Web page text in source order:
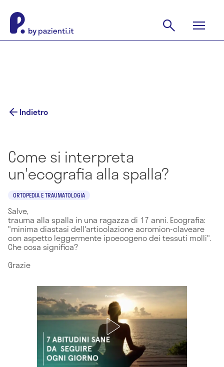
Indietro
Come si interpreta
un'ecografia alla spalla?
ORTOPEDIA E TRAUMATOLOGIA
Salve,
trauma alla spalla in una ragazza di 17 anni. Ecografia:
"minima diastasi dell'articolazione acromion-claveare
con aspetto leggermente ipoecogeno dei tessuti molli".
Che cosa significa?
Grazie